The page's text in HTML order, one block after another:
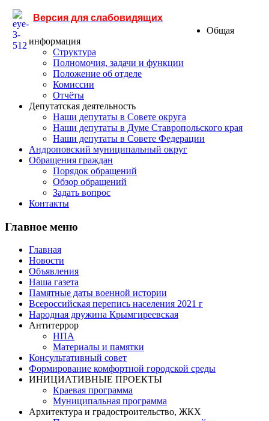
Версия для слабовидящих
Общая
информация
Структура
Полномочия, задачи и функции
Положение об отделе
Комиссии
Отчёты
Депутатская деятельность
Наши депутаты в Совете округа
Наши депутаты в Думе Ставропольского края
Наши депутаты в Совете Федерации
Андроповский муниципальный округ
Обращения граждан
Порядок обращений
Обзор обращений
Задать вопрос
Контакты
Главное меню
Главная
Новости
Объявления
Наша газета
Памятные даты военной истории
Всероссийская перепись населения 2021 г
Народная дружина Крымгиреевская
Антитеррор
НПА
Материалы и памятки
Консультативный совет
Формирование комфортной городской среды
ИНИЦИАТИВНЫЕ ПРОЕКТЫ
Краевая программа
Муниципальная программа
Архитектура и градостроительство, ЖКХ